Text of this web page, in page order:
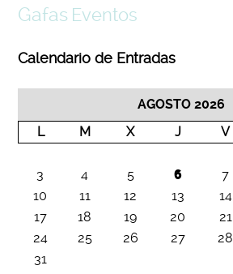
Gafas Eventos
Calendario de Entradas
AGOSTO 2026
L
M X J V
3
4 5 6 7
10
11 12 13 14
17
18 19 20 21
24
25 26 27 28
31